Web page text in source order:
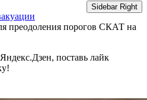
Sidebar Right
преодоления порогов СКАТ на
поставь лайк